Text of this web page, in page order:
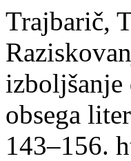
Trajbarič,
izboljšanje
obsega
143–156.